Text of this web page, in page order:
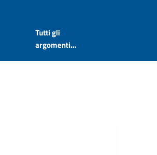
Tutti gli
argomenti...